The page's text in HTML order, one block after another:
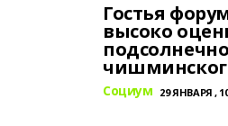
Гостья
высоко
Социум 29 ЯНВАРЯ ,